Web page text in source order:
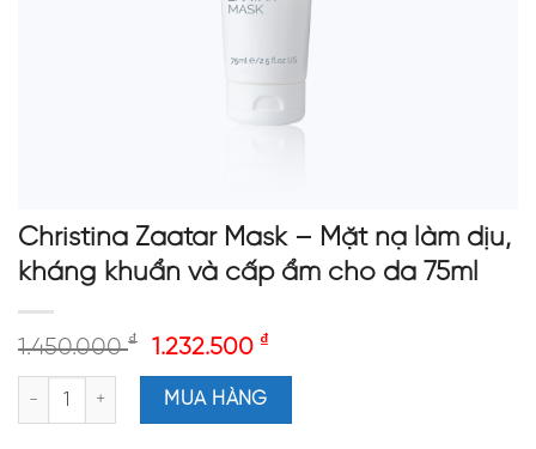
Christina Zaatar Mask – Mặt nạ làm dịu,
kháng khuẩn và cấp ẩm cho da 75ml
1.450.000₫ 1.232.500 ₫
Christina Zaatar Mask – Mặt nạ làm dịu, kháng khuẩn và cấp
MUA HÀNG